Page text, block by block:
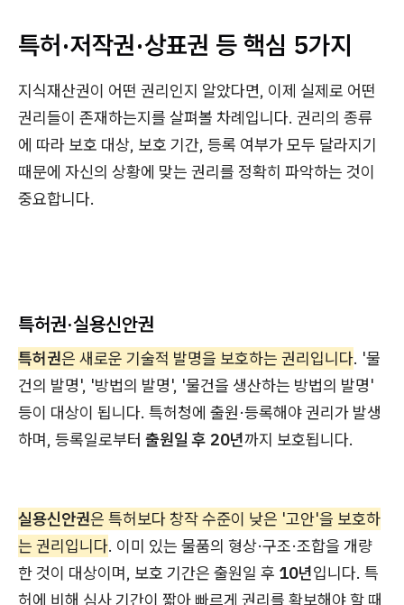
특허·저작권·상표권 등 핵심 5가지
지식재산권이 어떤 권리인지 알았다면, 이제 실제로 어떤
권리들이 존재하는지를 살펴볼 차례입니다. 권리의 종류
에 따라 보호 대상, 보호 기간, 등록 여부가 모두 달라지기
때문에 자신의 상황에 맞는 권리를 정확히 파악하는 것이
중요합니다.
특허권·실용신안권
특허권은 새로운 기술적 발명을 보호하는 권리입니다. '물
건의 발명', '방법의 발명', '물건을 생산하는 방법의 발명'
등이 대상이 됩니다. 특허청에 출원·등록해야 권리가 발생
하며, 등록일로부터 출원일 후 20년까지 보호됩니다.
실용신안권은 특허보다 창작 수준이 낮은 '고안'을 보호하
는 권리입니다. 이미 있는 물품의 형상·구조·조합을 개량
한 것이 대상이며, 보호 기간은 출원일 후 10년입니다. 특
허에 비해 심사 기간이 짧아 빠르게 권리를 확보해야 할 때